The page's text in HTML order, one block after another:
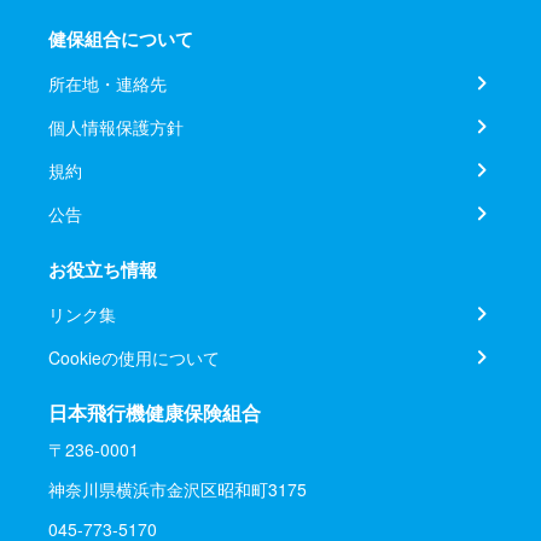
健保組合について
所在地・連絡先
個人情報保護方針
規約
公告
お役立ち情報
リンク集
Cookieの使用について
日本飛行機健康保険組合
〒236-0001
神奈川県横浜市金沢区昭和町3175
045-773-5170